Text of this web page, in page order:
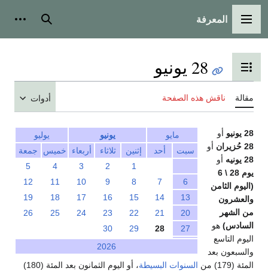
القائمة الرئيسية
المعرفة بحث
تبديل عرض جدول المحتويات
28 يونيو
مقالة ناقش هذه الصفحة أدوات
مايو يونيو
يوليو
سبت
أحد إثنين ثلاثاء أربعاء خميس
جمعة
1
2
3
4
5
6
7
8
9
10
11
12
13
14
15
16
17
18
19
20
21
22
23
24
25
26
27
28
29
30
2026
28 يونيو
أو
28 حُزيران
أو
28 يونيه
أو
يوم 28 \ 6
(اليوم الثامن
والعشرون
من الشهر
السادس) هو
اليوم التاسع
والسبعون بعد
المئة (179) من
السنوات البسيطة
، أو اليوم الثمانون بعد المئة (180)